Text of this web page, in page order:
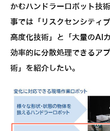
かむハンドラーロボット技
事では「リスクセンシティ
高度化技術」と「大量のAI
効率的に分散処理できるア
術」を紹介したい。